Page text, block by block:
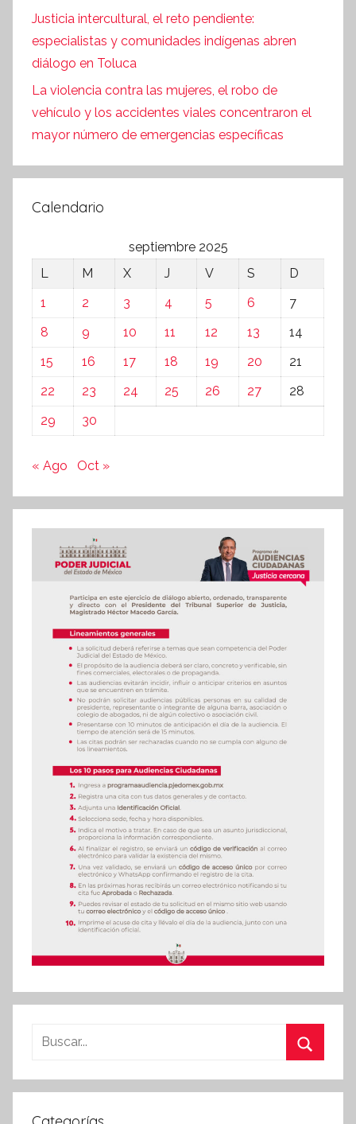
Justicia intercultural, el reto pendiente:
especialistas y comunidades indígenas abren
diálogo en Toluca
La violencia contra las mujeres, el robo de
vehículo y los accidentes viales concentraron el
mayor número de emergencias específicas
Calendario
septiembre 2025
L
M X J V S
D
1
2 3 4 5 6
7
8
9 10 11 12 13
14
15
16 17 18 19 20
21
22
23 24 25 26 27
28
29
30
« Ago Oct »
Buscar: